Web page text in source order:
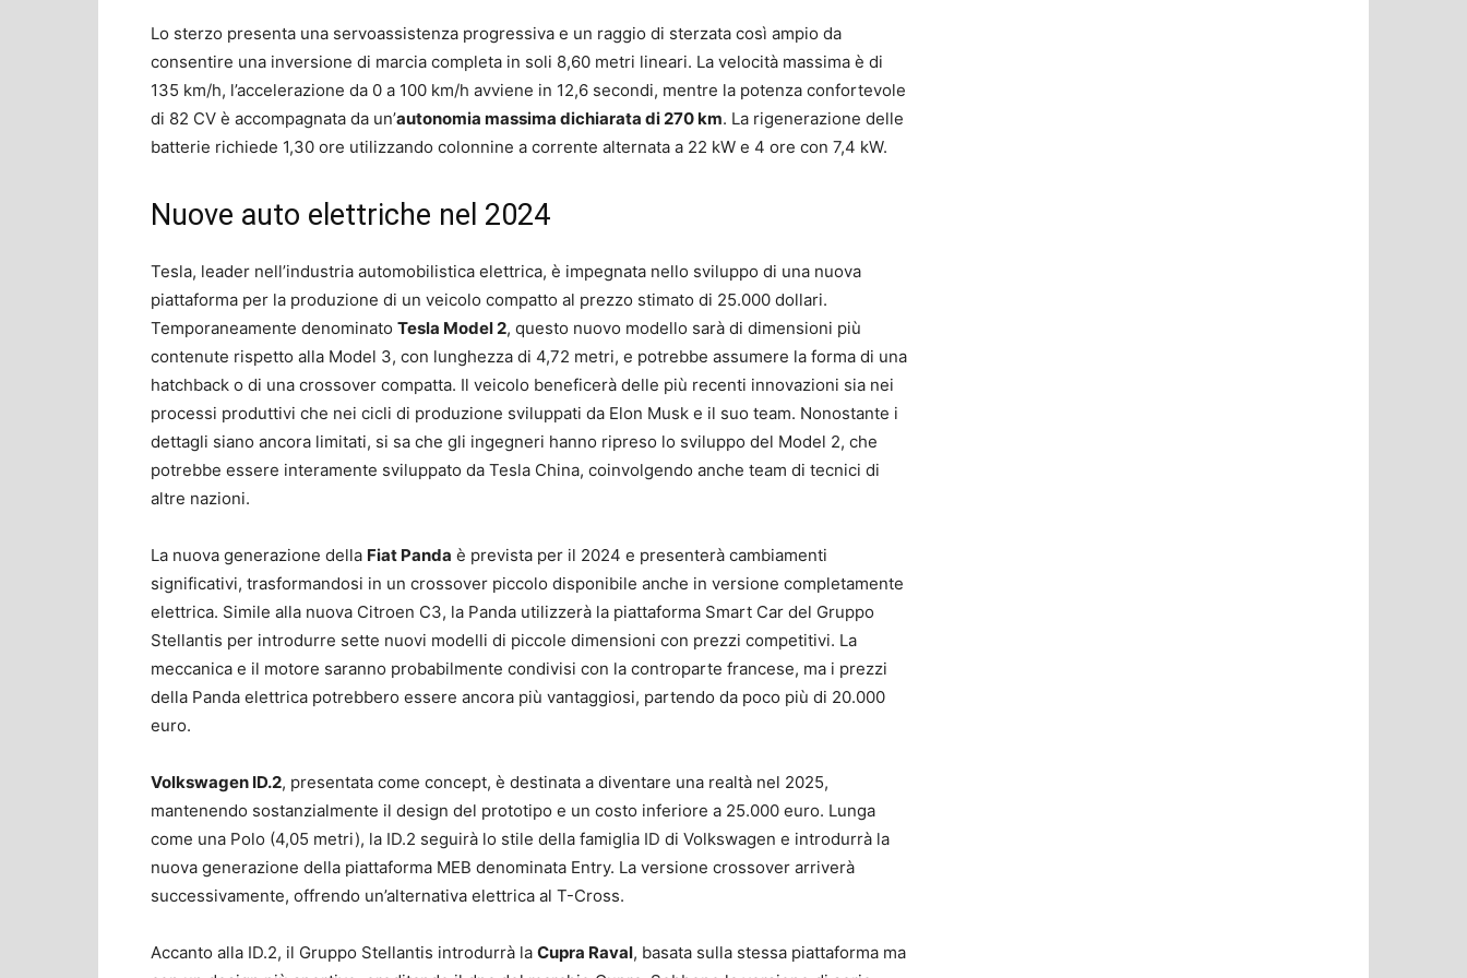
Lo sterzo presenta una servoassistenza progressiva e un raggio di sterzata così ampio da
consentire una inversione di marcia completa in soli 8,60 metri lineari. La velocità massima è di
135 km/h, l’accelerazione da 0 a 100 km/h avviene in 12,6 secondi, mentre la potenza confortevole
di 82 CV è accompagnata da un’autonomia massima dichiarata di 270 km. La rigenerazione delle
batterie richiede 1,30 ore utilizzando colonnine a corrente alternata a 22 kW e 4 ore con 7,4 kW.
Nuove auto elettriche nel 2024
Tesla, leader nell’industria automobilistica elettrica, è impegnata nello sviluppo di una nuova
piattaforma per la produzione di un veicolo compatto al prezzo stimato di 25.000 dollari.
Temporaneamente denominato Tesla Model 2, questo nuovo modello sarà di dimensioni più
contenute rispetto alla Model 3, con lunghezza di 4,72 metri, e potrebbe assumere la forma di una
hatchback o di una crossover compatta. Il veicolo beneficerà delle più recenti innovazioni sia nei
processi produttivi che nei cicli di produzione sviluppati da Elon Musk e il suo team. Nonostante i
dettagli siano ancora limitati, si sa che gli ingegneri hanno ripreso lo sviluppo del Model 2, che
potrebbe essere interamente sviluppato da Tesla China, coinvolgendo anche team di tecnici di
altre nazioni.
La nuova generazione della Fiat Panda è prevista per il 2024 e presenterà cambiamenti
significativi, trasformandosi in un crossover piccolo disponibile anche in versione completamente
elettrica. Simile alla nuova Citroen C3, la Panda utilizzerà la piattaforma Smart Car del Gruppo
Stellantis per introdurre sette nuovi modelli di piccole dimensioni con prezzi competitivi. La
meccanica e il motore saranno probabilmente condivisi con la controparte francese, ma i prezzi
della Panda elettrica potrebbero essere ancora più vantaggiosi, partendo da poco più di 20.000
euro.
Volkswagen ID.2, presentata come concept, è destinata a diventare una realtà nel 2025,
mantenendo sostanzialmente il design del prototipo e un costo inferiore a 25.000 euro. Lunga
come una Polo (4,05 metri), la ID.2 seguirà lo stile della famiglia ID di Volkswagen e introdurrà la
nuova generazione della piattaforma MEB denominata Entry. La versione crossover arriverà
successivamente, offrendo un’alternativa elettrica al T-Cross.
Accanto alla ID.2, il Gruppo Stellantis introdurrà la Cupra Raval, basata sulla stessa piattaforma ma